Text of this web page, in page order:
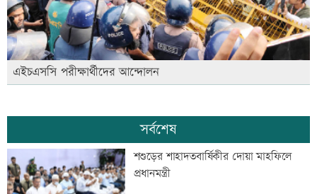
এইচএসসি পরীক্ষার্থীদের আন্দোলন
সর্বশেষ
শশুড়ের শাহাদতবার্ষিকীর দোয়া মাহফিলে
প্রধানমন্ত্রী